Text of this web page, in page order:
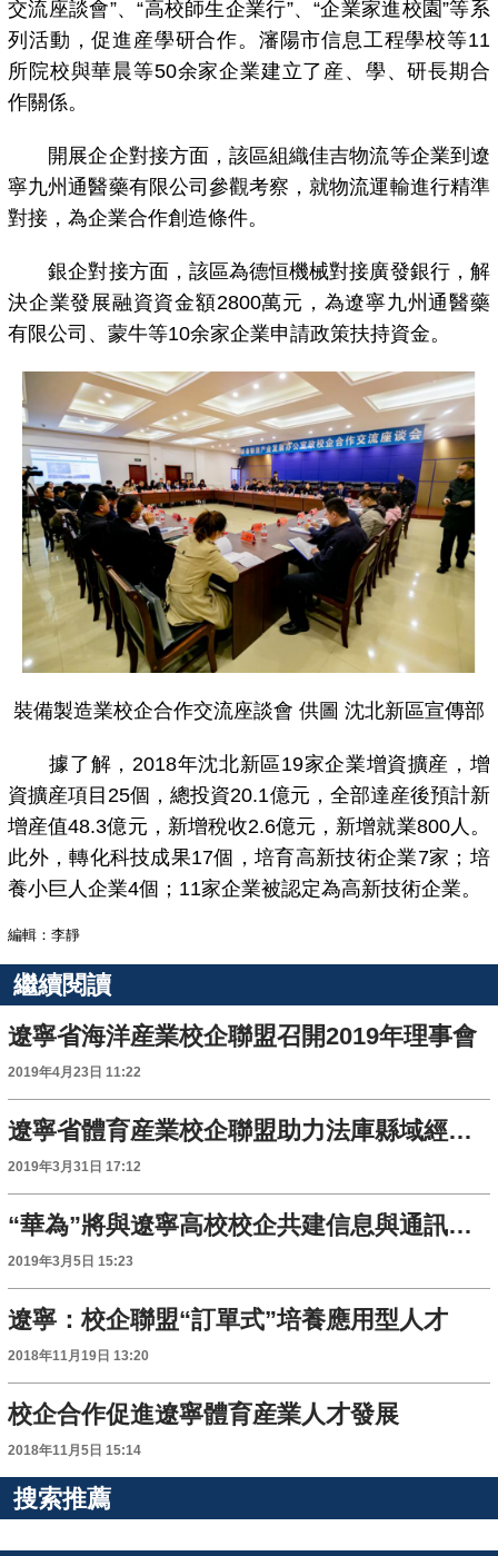
交流座談會”、“高校師生企業行”、“企業家進校園”等系
列活動，促進産學研合作。瀋陽市信息工程學校等11
所院校與華晨等50余家企業建立了産、學、研長期合
作關係。
開展企企對接方面，該區組織佳吉物流等企業到遼
寧九州通醫藥有限公司參觀考察，就物流運輸進行精準
對接，為企業合作創造條件。
銀企對接方面，該區為德恒機械對接廣發銀行，解
決企業發展融資資金額2800萬元，為遼寧九州通醫藥
有限公司、蒙牛等10余家企業申請政策扶持資金。
裝備製造業校企合作交流座談會 供圖 沈北新區宣傳部
據了解，2018年沈北新區19家企業增資擴産，增
資擴産項目25個，總投資20.1億元，全部達産後預計新
增産值48.3億元，新增稅收2.6億元，新增就業800人。
此外，轉化科技成果17個，培育高新技術企業7家；培
養小巨人企業4個；11家企業被認定為高新技術企業。
編輯：李靜
繼續閱讀
遼寧省海洋産業校企聯盟召開2019年理事會
2019年4月23日 11:22
遼寧省體育産業校企聯盟助力法庫縣域經濟發展
2019年3月31日 17:12
“華為”將與遼寧高校校企共建信息與通訊學院
2019年3月5日 15:23
遼寧：校企聯盟“訂單式”培養應用型人才
2018年11月19日 13:20
校企合作促進遼寧體育産業人才發展
2018年11月5日 15:14
搜索推薦